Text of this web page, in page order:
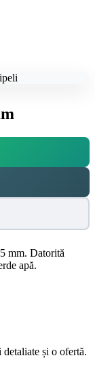
mm. Datorită
apă.
și o ofertă.